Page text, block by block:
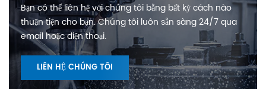
Bạn có thể liên hệ với chúng tôi bằng bất kỳ cách nào
thuận tiện cho bạn. Chúng tôi luôn sẵn sàng 24/7 qua
email hoặc điện thoại.
LIÊN HỆ CHÚNG TÔI